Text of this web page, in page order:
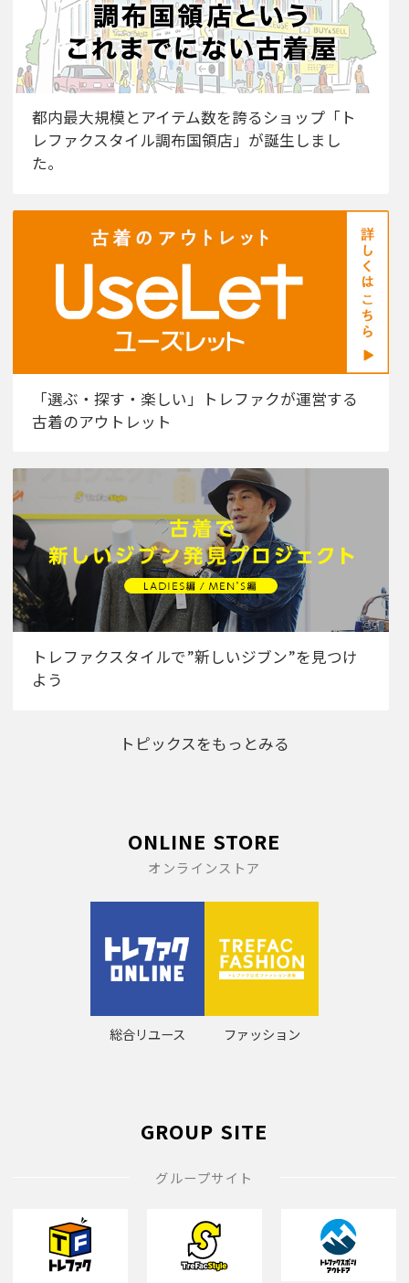
都内最大規模とアイテム数を誇るショップ「ト
レファクスタイル調布国領店」が誕生しまし
た。
「選ぶ・探す・楽しい」トレファクが運営する
古着のアウトレット
トレファクスタイルで”新しいジブン”を見つけ
よう
トピックスをもっとみる
ONLINE STORE
オンラインストア
総合リユース ファッション
GROUP SITE
グループサイト